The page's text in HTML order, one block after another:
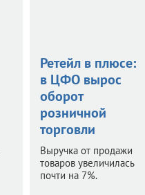
Ретейл в плюсе:
в ЦФО вырос
оборот
розничной
торговли
Выручка от продажи
товаров увеличилась
почти на 7%.